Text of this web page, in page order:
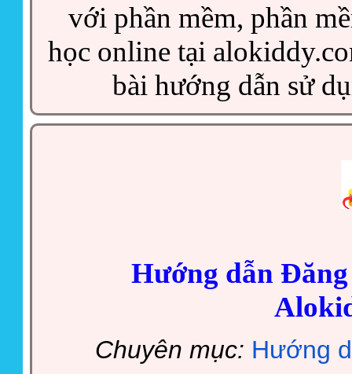
với phần mềm, phần
học online tại
bài hướng dẫn sử
Hướng dẫn
Chuyên mục: Hướng